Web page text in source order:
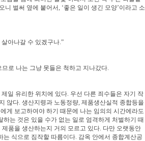
벌써 옆에 붙어서, ‘좋은 일이 생긴 모양’이라고 소
아나갈 수 있겠구나.”
로 나는 그냥 못들은 척하고 지나갔다.
일 유리한 위치에 있다. 우선 다른 죄수들은 자기 작
않다. 생산지령과 노동정량, 제품생산실적 종합등을
게 보고하여야 하기 때문에 나는 임의의 시간에라도
는 것은 있을 수가 없는 일로 엄격하게 처벌하기 때
품을 생산하는지 거의 모르고 있다. 다만 오랫동안
식으로 짐작할 따름이다. 감옥 안에서 종합계산공